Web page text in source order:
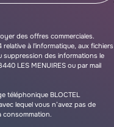
des offres commerciales.
à l'informatique, aux fichiers
suppression des informations le
LES MENUIRES ou par mail
téléphonique BLOCTEL
lequel vous n’avez pas de
consommation.